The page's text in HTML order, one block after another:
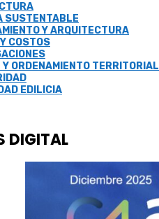
SUSTENTABLE
Y ARQUITECTURA
COSTOS
ORDENAMIENTO TERRITORIAL
EDILICIA
DIGITAL